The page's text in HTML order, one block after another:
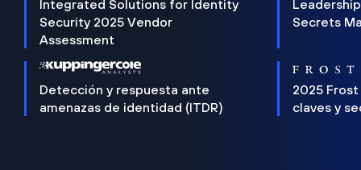
Integrated Solutions for Identity
Security 2025 Vendor
Assessment
Secrets
Detección y respuesta ante
amenazas de identidad (ITDR)
2025 Frost
claves y